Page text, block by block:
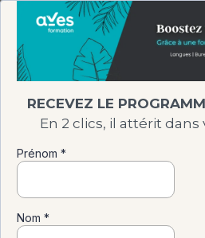
RECEVEZ LE
En 2 clics, il attérit
Prénom *
Nom *